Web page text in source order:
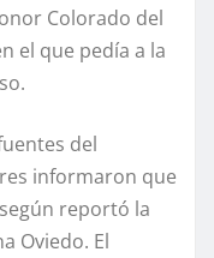
Colorado del
el que pedía a la
del
informaron que
reportó la
Oviedo. El